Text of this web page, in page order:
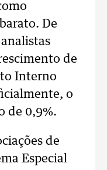
De
de
Interno
o
de 0,9%.
de
Especial